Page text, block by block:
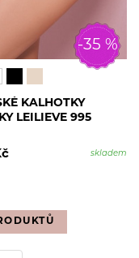
-35 %
KALHOTKY
LEILIEVE 995
skladem